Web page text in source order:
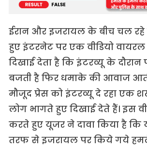
ईरान और इजरायल के बीच चल रहे
हुए इंटरनेट पर एक वीडियो
दिखाई देता है कि इंटरव्यू के
बजती है फिर धमाके की आवाज
मौजूद प्रेस को इंटरव्यू दे रहा
लोग भागते हुए दिखाई देते हैं। इस
करते हुए यूजर ने दावा किया है कि
तरफ से इजरायल पर किये गये हमले